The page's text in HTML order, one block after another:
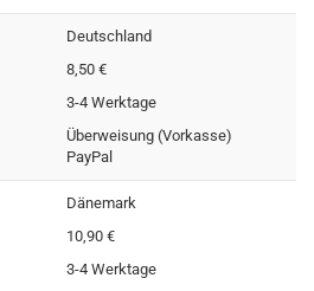
Deutschland
8,50 €
3-4 Werktage
Überweisung (Vorkasse)
PayPal
Dänemark
10,90 €
3-4 Werktage